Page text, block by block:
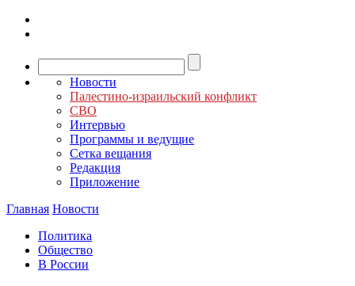
Новости
Палестино-израильский конфликт
СВО
Интервью
Программы и ведущие
Сетка вещания
Редакция
Приложение
Главная Новости
Политика
Общество
В России